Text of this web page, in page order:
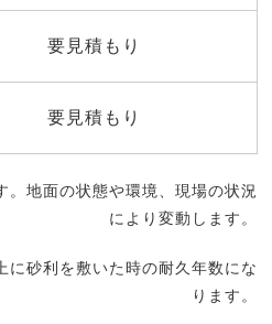
要見積もり
要見積もり
地面の状態や環境、現場の状況
により変動します。
砂利を敷いた時の耐久年数にな
ります。